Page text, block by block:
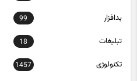
بدافزار 99
تبلیغات 18
تکنولوژی 1457